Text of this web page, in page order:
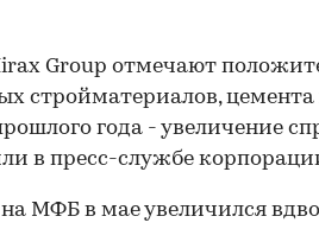
Group отмечают
стройматериалов, цемента
года - увеличение
в пресс-службе
МФБ в мае увеличился